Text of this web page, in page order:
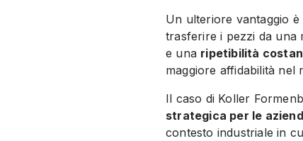
Un ulteriore vantaggio
trasferire i pezzi da una
e una ripetibilità
maggiore affidabilità nel
Il caso di Koller
strategica per le
contesto industriale in